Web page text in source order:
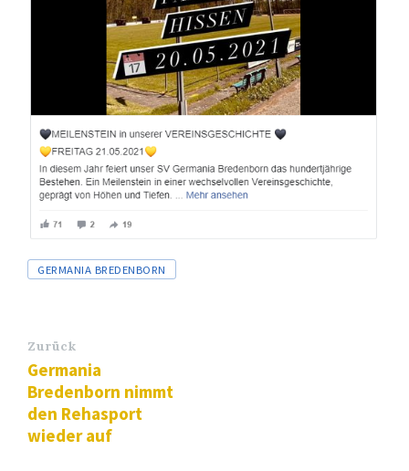
Tags
GERMANIA BREDENBORN
Zurück
Germania
Bredenborn nimmt
den Rehasport
wieder auf